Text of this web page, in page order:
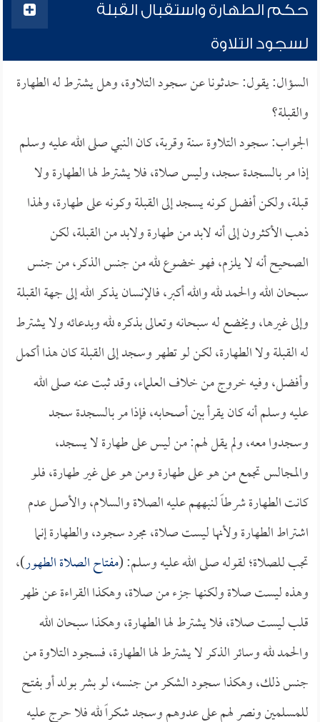
حكم الطهارة واستقبال القبلة
لسجود التلاوة
السؤال: يقول: حدثونا عن سجود التلاوة، وهل يشترط له الطهارة
والقبلة؟
الجواب: سجود التلاوة سنة وقربة، كان النبي صلى الله عليه وسلم
إذا مر بالسجدة سجد، وليس صلاة، فلا يشترط لها الطهارة ولا
قبلة، ولكن أفضل كونه يسجد إلى القبلة وكونه على طهارة، ولهذا
ذهب الأكثرون إلى أنه لابد من طهارة ولابد من القبلة، لكن
الصحيح أنه لا يلزم، فهو خضوع لله من جنس الذكر، من جنس
سبحان الله والحمد لله والله أكبر، فالإنسان يذكر الله إلى جهة القبلة
وإلى غيرها، ويخضع له سبحانه وتعالى بذكره لله وبدعائه ولا يشترط
له القبلة ولا الطهارة، لكن لو تطهر وسجد إلى القبلة كان هذا أكمل
وأفضل، وفيه خروج من خلاف العلماء، وقد ثبت عنه صلى الله
عليه وسلم أنه كان يقرأ بين أصحابه، فإذا مر بالسجدة سجد
وسجدوا معه، ولم يقل لهم: من ليس على طهارة لا يسجد،
والمجالس تجمع من هو على طهارة ومن هو على غير طهارة، فلو
كانت الطهارة شرطاً لنبههم عليه الصلاة والسلام، والأصل عدم
اشتراط الطهارة ولأنها ليست صلاة، مجرد سجود، والطهارة إنما
تجب للصلاة؛ لقوله صلى الله عليه وسلم: (مفتاح الصلاة الطهور)،
وهذه ليست صلاة ولكنها جزء من صلاة، وهكذا القراءة عن ظهر
قلب ليست صلاة، فلا يشترط لها الطهارة، وهكذا سبحان الله
والحمد لله وسائر الذكر لا يشترط لها الطهارة، فسجود التلاوة من
جنس ذلك، وهكذا سجود الشكر من جنسه، لو بشر بولد أو بفتح
للمسلمين ونصر لهم على عدوهم وسجد شكراً لله فلا حرج عليه